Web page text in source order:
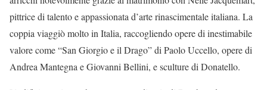
pittrice di talento e appassionata d’arte rinascimentale italiana. La
coppia viaggiò molto in Italia, raccogliendo opere di inestimabile
valore come “San Giorgio e il Drago” di Paolo Uccello, opere di
Andrea Mantegna e Giovanni Bellini, e sculture di Donatello.